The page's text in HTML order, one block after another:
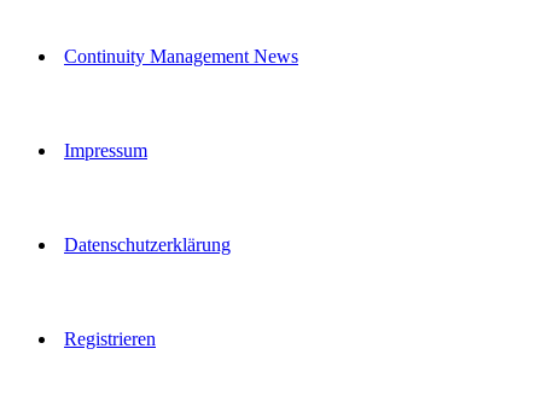
Continuity Management News
Impressum
Datenschutzerklärung
Registrieren